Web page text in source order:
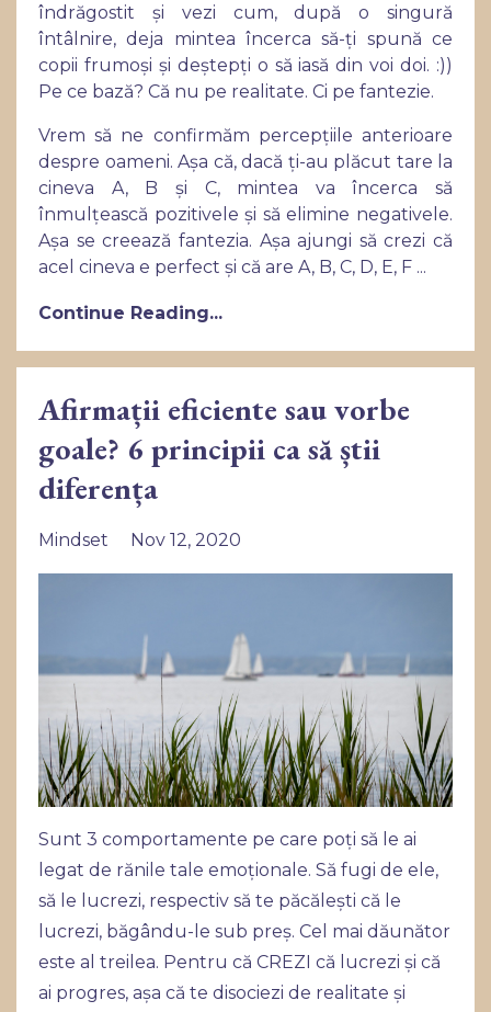
îndrăgostit și vezi cum, după o singură
întâlnire, deja mintea încerca să-ți spună ce
copii frumoși și deștepți o să iasă din voi doi. :))
Pe ce bază? Că nu pe realitate. Ci pe fantezie.
Vrem să ne confirmăm percepțiile anterioare
despre oameni. Așa că, dacă ți-au plăcut tare la
cineva A, B și C, mintea va încerca să
înmulțească pozitivele și să elimine negativele.
Așa se creează fantezia. Așa ajungi să crezi că
acel cineva e perfect și că are A, B, C, D, E, F ...
Continue Reading...
Afirmații eficiente sau vorbe
goale? 6 principii ca să știi
diferența
Mindset Nov 12, 2020
Sunt 3 comportamente pe care poți să le ai
legat de rănile tale emoționale. Să fugi de ele,
să le lucrezi, respectiv să te păcălești că le
lucrezi, băgându-le sub preș. Cel mai dăunător
este al treilea. Pentru că CREZI că lucrezi și că
ai progres, așa că te disociezi de realitate și